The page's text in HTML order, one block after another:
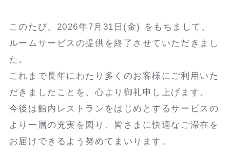
このたび、2026年7月31日(金) をもちまして、
ルームサービスの提供を終了させていただきまし
た。
これまで長年にわたり多くのお客様にご利用いた
だきましたことを、心より御礼申し上げます。
今後は館内レストランをはじめとするサービスの
より一層の充実を図り、皆さまに快適なご滞在を
お届けできるよう努めてまいります。